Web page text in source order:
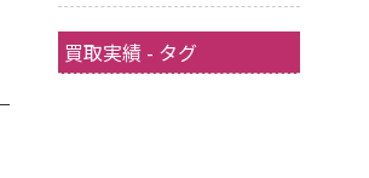
買取実績 - タグ